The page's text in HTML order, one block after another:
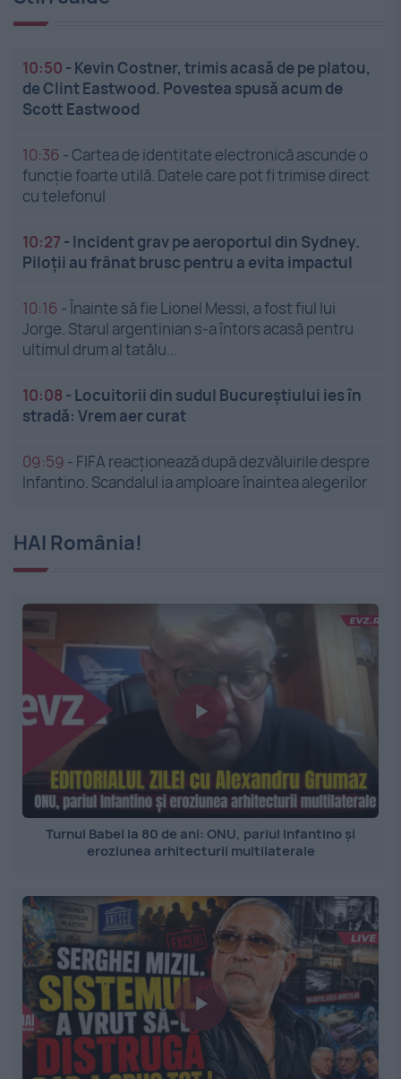
10:50 - Kevin Costner, trimis acasă de pe platou,
de Clint Eastwood. Povestea spusă acum de
Scott Eastwood
10:36 -Cartea de identitate electronică ascunde o
funcție foarte utilă. Datele care pot fi trimise direct
cu telefonul
10:27 - Incident grav pe aeroportul din Sydney.
Piloții au frânat brusc pentru a evita impactul
10:16 -Înainte să fie Lionel Messi, a fost fiul lui
Jorge. Starul argentinian s-a întors acasă pentru
ultimul drum al tatălu...
10:08 - Locuitorii din sudul Bucureștiului ies în
stradă: Vrem aer curat
09:59 - FIFA reacționează după dezvăluirile despre
Infantino. Scandalul ia amploare înaintea alegerilor
HAI România!
Turnul Babel la 80 de ani: ONU, pariul Infantino și
eroziunea arhitecturii multilaterale